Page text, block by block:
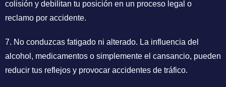
colisión y debilitan tu posición en un proceso legal o
reclamo por accidente.
7. No conduzcas fatigado ni alterado. La influencia del
alcohol, medicamentos o simplemente el cansancio, pueden
reducir tus reflejos y provocar accidentes de tráfico.